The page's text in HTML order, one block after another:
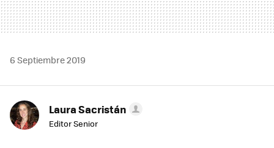
6 Septiembre 2019
Laura Sacristán
Editor Senior